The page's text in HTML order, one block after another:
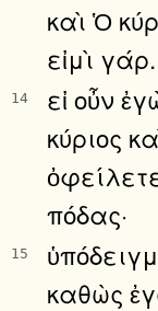
καὶ Ὁ
εἰμὶ γάρ.
14
εἰ οὖν
κύριος
πόδας·
15
καθὼς